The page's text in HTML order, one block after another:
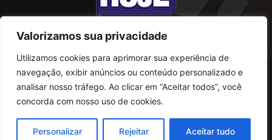
Valorizamos sua privacidade
Utilizamos cookies para aprimorar sua experiência de
navegação, exibir anúncios ou conteúdo personalizado e
analisar nosso tráfego. Ao clicar em “Aceitar todos”, você
concorda com nosso uso de cookies.
Personalizar Rejeitar Aceitar tudo
SOBRE NÓS
Rua Conselheiro Antonio Prado, 121
CEP: 07095-180